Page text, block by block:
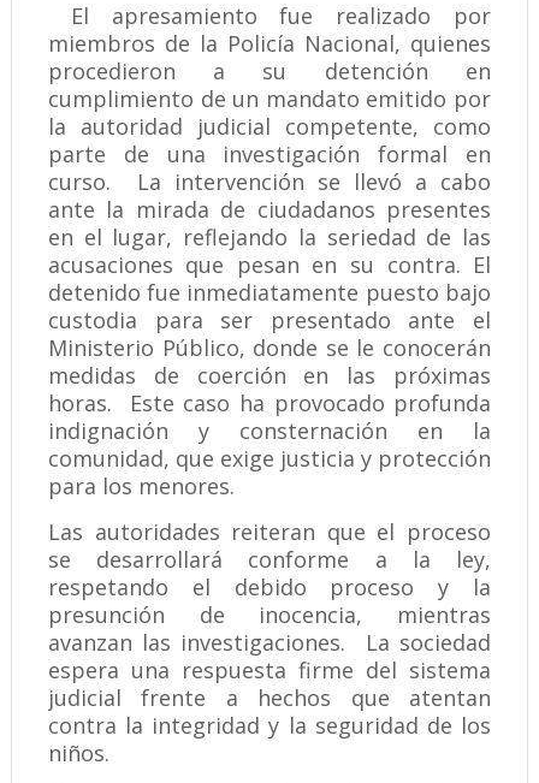
El apresamiento fue realizado por
miembros de la Policía Nacional, quienes
procedieron a su detención en
cumplimiento de un mandato emitido por
la autoridad judicial competente, como
parte de una investigación formal en
curso. La intervención se llevó a cabo
ante la mirada de ciudadanos presentes
en el lugar, reflejando la seriedad de las
acusaciones que pesan en su contra. El
detenido fue inmediatamente puesto bajo
custodia para ser presentado ante el
Ministerio Público, donde se le conocerán
medidas de coerción en las próximas
horas. Este caso ha provocado profunda
indignación y consternación en la
comunidad, que exige justicia y protección
para los menores.
Las autoridades reiteran que el proceso
se desarrollará conforme a la ley,
respetando el debido proceso y la
presunción de inocencia, mientras
avanzan las investigaciones. La sociedad
espera una respuesta firme del sistema
judicial frente a hechos que atentan
contra la integridad y la seguridad de los
niños.